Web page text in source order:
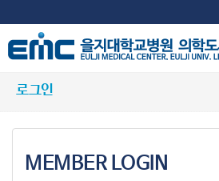
로그인
MEMBER LOGIN